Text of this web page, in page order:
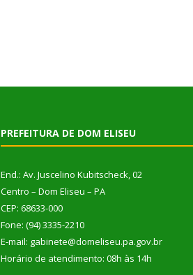
PREFEITURA DE DOM ELISEU
End.: Av. Juscelino Kubitscheck, 02
Centro – Dom Eliseu – PA
CEP: 68633-000
Fone: (94) 3335-2210
E-mail: gabinete@domeliseu.pa.gov.br
Horário de atendimento: 08h às 14h